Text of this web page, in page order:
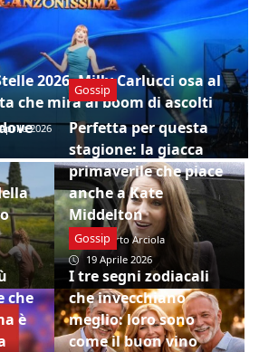
2026, Milly Carlucci osa al
che mira al boom di ascolti
2026
Gossip
Perfetta per questa
stagione: la giacca
primaverile che piace
anche a Kate
Middelton
Roberto Arciola
19 Aprile 2026
che
è
Gossip
I tre segni zodiacali
che invecchiano
meglio: loro sono
come il buon vino